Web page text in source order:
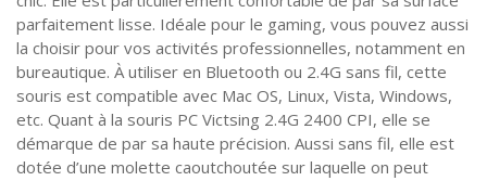
parfaitement lisse. Idéale pour le gaming, vous pouvez aussi
la choisir pour vos activités professionnelles, notamment en
bureautique. À utiliser en Bluetooth ou 2.4G sans fil, cette
souris est compatible avec Mac OS, Linux, Vista, Windows,
etc. Quant à la souris PC Victsing 2.4G 2400 CPI, elle se
démarque de par sa haute précision. Aussi sans fil, elle est
dotée d’une molette caoutchoutée sur laquelle on peut